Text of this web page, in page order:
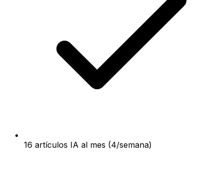
16 artículos IA al mes (4/semana)